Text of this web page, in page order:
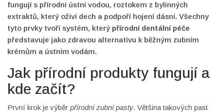
fungují s přírodní ústní vodou, roztokem z bylinných
extraktů, který oživí dech a podpoří hojení dásní. Všechny
tyto prvky tvoří systém, který přírodní dentální péče
představuje jako zdravou alternativu k běžným zubním
krémům a ústním vodám.
Jak přírodní produkty fungují a
kde začít?
První krok je výběr přírodní zubní pasty. Většina takových past